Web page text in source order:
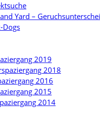
Yard –
Dogs
2019
2018
2016
2015
2014